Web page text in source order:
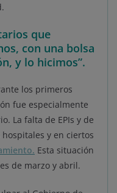
que
con una bolsa
y lo hicimos”.
los primeros
fue especialmente
La falta de EPIs y de
y en ciertos
Esta situación
de marzo y abril.